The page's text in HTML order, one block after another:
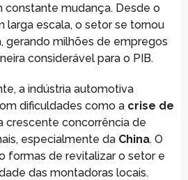
constante mudança. Desde o
larga escala, o setor se tornou
gerando milhões de empregos
considerável para o PIB.
a indústria automotiva
dificuldades como a crise de
crescente concorrência de
especialmente da China. O
formas de revitalizar o setor e
das montadoras locais.